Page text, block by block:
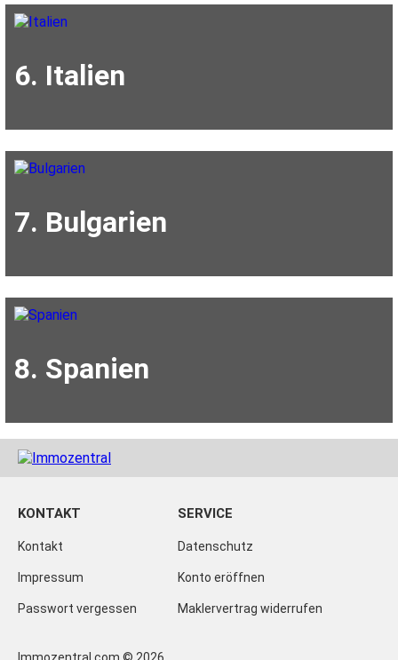
6. Italien
7. Bulgarien
8. Spanien
KONTAKT
Kontakt
Impressum
Passwort vergessen
SERVICE
Datenschutz
Konto eröffnen
Maklervertrag widerrufen
Immozentral.com © 2026